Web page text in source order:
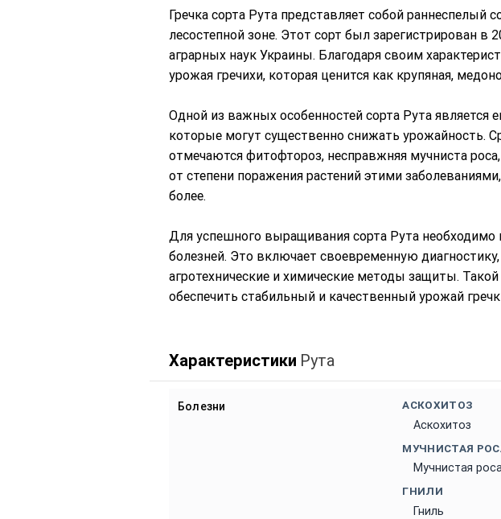
Гречка сорта Рута представляет собой
лесостепной зоне. Этот сорт был зарегистрирован в
аграрных наук Украины. Благодаря своим
урожая гречихи, которая ценится как крупяная,
Одной из важных особенностей сорта Рута является
которые могут существенно снижать урожайность.
отмечаются фитофтороз, несправжняя мучниста
от степени поражения растений этими
более.
Для успешного выращивания сорта Рута
болезней. Это включает своевременную
агротехнические и химические методы защиты.
обеспечить стабильный и качественный урожай
Характеристики Рута
Болезни АСКОХИТОЗ
Аскохитоз
МУЧНИСТАЯ
Мучнистая
ГНИЛИ
Гниль